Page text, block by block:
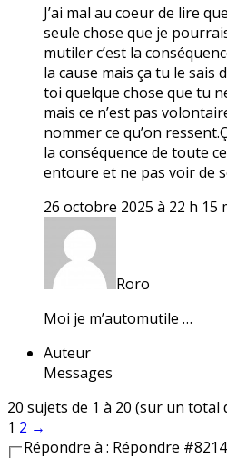
J’ai mal au coeur de lire
seule chose que je
mutiler c’est la
la cause mais ça tu le
toi quelque chose que tu
mais ce n’est pas
nommer ce qu’on
la conséquence de toute
entoure et ne pas voir de
26 octobre 2025 à 22 h 15
Roro
Moi je m’automutile …
Auteur
Messages
20 sujets de 1 à 20 (sur un total
1 2 →
Répondre à : Répondre